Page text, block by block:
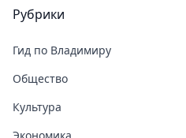
Рубрики
Гид по Владимиру
Общество
Культура